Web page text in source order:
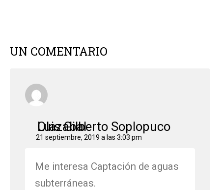
UN COMENTARIO
Luis Gilberto Soplopuco Olazabal
21 septiembre, 2019 a las 3:03 pm
Me interesa Captación de aguas
subterráneas.